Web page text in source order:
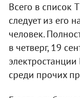
Всего в список
следует из его
человек.
в четверг, 19
среди прочих